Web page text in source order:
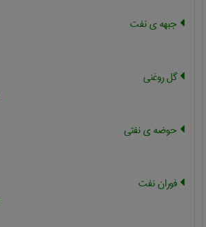
جبهه ی نفت
گل روغنی
حوضه ی نفتی
فوران نفت